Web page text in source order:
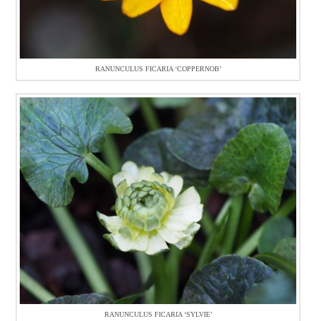
RANUNCULUS FICARIA ‘COPPERNOB’
RANUNCULUS FICARIA ‘SYLVIE’